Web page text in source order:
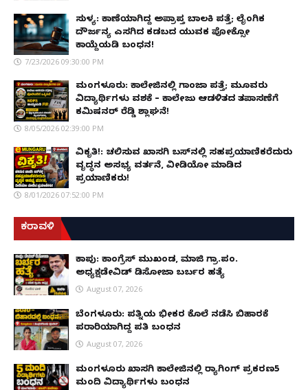
ಸುಳ್ಯ: ಕಾಣೆಯಾಗಿದ್ದ ಅಪ್ರಾಪ್ತ ಬಾಲಕಿ ಪತ್ತೆ; ಲೈಂಗಿಕ
ದೌರ್ಜನ್ಯ ಎಸಗಿದ ಕಡಬದ ಯುವಕ ಪೋಕ್ಸೋ
ಕಾಯ್ದೆಯಡಿ ಬಂಧನ!
7/23/2026 09:30:00 PM
ಮಂಗಳೂರು: ಕಾಲೇಜಿನಲ್ಲಿ ಗಾಂಜಾ ಪತ್ತೆ; ಮೂವರು
ವಿದ್ಯಾರ್ಥಿಗಳು ವಶಕ್ಕೆ – ಕಾಲೇಜು ಆಡಳಿತದ ತಪಾಸಣೆಗೆ
ಕಮಿಷನರ್ ರೆಡ್ಡಿ ಶ್ಲಾಘನೆ!
8/05/2026 02:39:00 PM
ವಿಕೃತಿ!: ಚಲಿಸುವ ಖಾಸಗಿ ಬಸ್‌ನಲ್ಲಿ ಸಹಪ್ರಯಾಣಿಕರೆದುರು
ವೃದ್ಧನ ಅಸಭ್ಯ ವರ್ತನೆ, ವೀಡಿಯೋ ಮಾಡಿದ
ಪ್ರಯಾಣಿಕರು!
8/01/2026 07:52:00 PM
ಕರಾವಳಿ
ಕಾಪು: ಕಾಂಗ್ರೆಸ್ ಮುಖಂಡ, ಮಾಜಿ ಗ್ರಾ.ಪಂ.
ಅಧ್ಯಕ್ಷಡೇವಿಡ್ ಡಿಸೋಜಾ ಬರ್ಬರ ಹತ್ಯೆ
August 07, 2026
ಬೆಂಗಳೂರು: ಪತ್ನಿಯ ಭೀಕರ ಕೊಲೆ ನಡೆಸಿ ಬಿಹಾರಕ್ಕೆ
ಪರಾರಿಯಾಗಿದ್ದ ಪತಿ ಬಂಧನ
August 07, 2026
ಮಂಗಳೂರು ಖಾಸಗಿ ಕಾಲೇಜಿನಲ್ಲಿ ರ‌್ಯಾಗಿಂಗ್ ಪ್ರಕರಣ5
ಮಂದಿ ವಿದ್ಯಾರ್ಥಿಗಳು ಬಂಧನ